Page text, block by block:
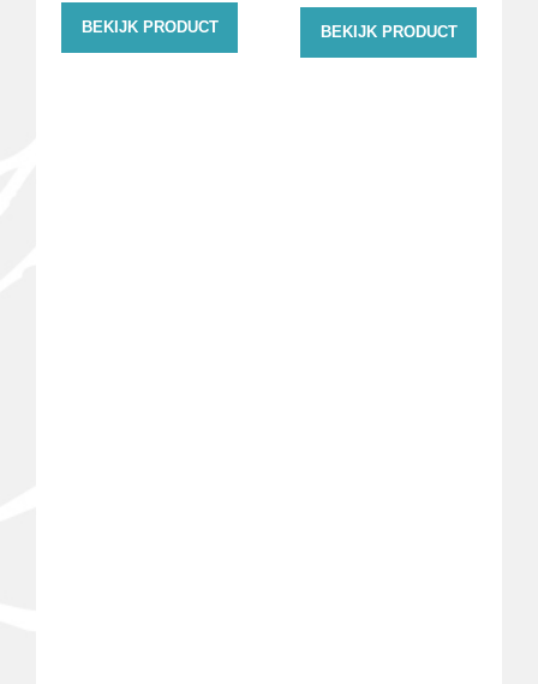
BEKIJK PRODUCT BEKIJK PRODUCT